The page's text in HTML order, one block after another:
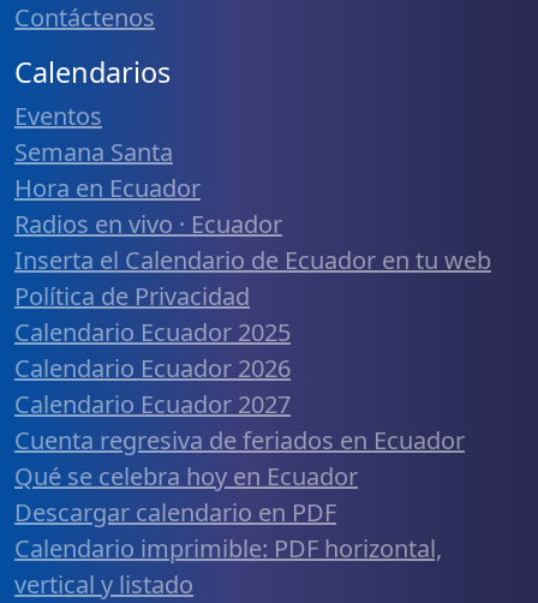
Contáctenos
Calendarios
Eventos
Semana Santa
Hora en Ecuador
Radios en vivo · Ecuador
Inserta el Calendario de Ecuador en tu web
Política de Privacidad
Calendario Ecuador 2025
Calendario Ecuador 2026
Calendario Ecuador 2027
Cuenta regresiva de feriados en Ecuador
Qué se celebra hoy en Ecuador
Descargar calendario en PDF
Calendario imprimible: PDF horizontal,
vertical y listado